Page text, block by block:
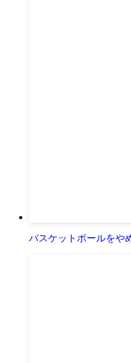
バスケットボールをや